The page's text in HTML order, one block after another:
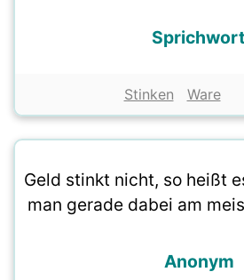
Sprichwort
Stinken Ware
Geld stinkt nicht, so heißt
man gerade dabei am
Anonym